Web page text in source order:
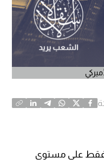
فقط على مستوى